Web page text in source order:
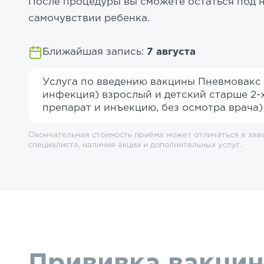
После процедуры вы сможете остаться
самочувствии ребенка.
Ближайшая запись: 7 августа
Услуга по введению вакцины Пневмовакс
инфекция) взрослый и детский старше 2-
препарат и инъекцию, без осмотра врача)
Окончательная стоимость приёма может отличаться в
специалиста, наличия акции и дополнительных услуг.